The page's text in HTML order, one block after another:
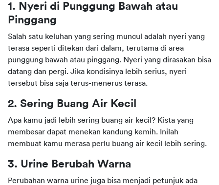
1. Nyeri di Punggung Bawah atau
Pinggang
Salah satu keluhan yang sering muncul adalah nyeri yang
terasa seperti ditekan dari dalam, terutama di area
punggung bawah atau pinggang. Nyeri yang dirasakan bisa
datang dan pergi. Jika kondisinya lebih serius, nyeri
tersebut bisa saja terus-menerus terasa.
2. Sering Buang Air Kecil
Apa kamu jadi lebih sering buang air kecil? Kista yang
membesar dapat menekan kandung kemih. Inilah
membuat kamu merasa perlu buang air kecil lebih sering.
3. Urine Berubah Warna
Perubahan warna urine juga bisa menjadi petunjuk ada